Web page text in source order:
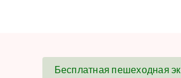
Бесплатная пешеходная